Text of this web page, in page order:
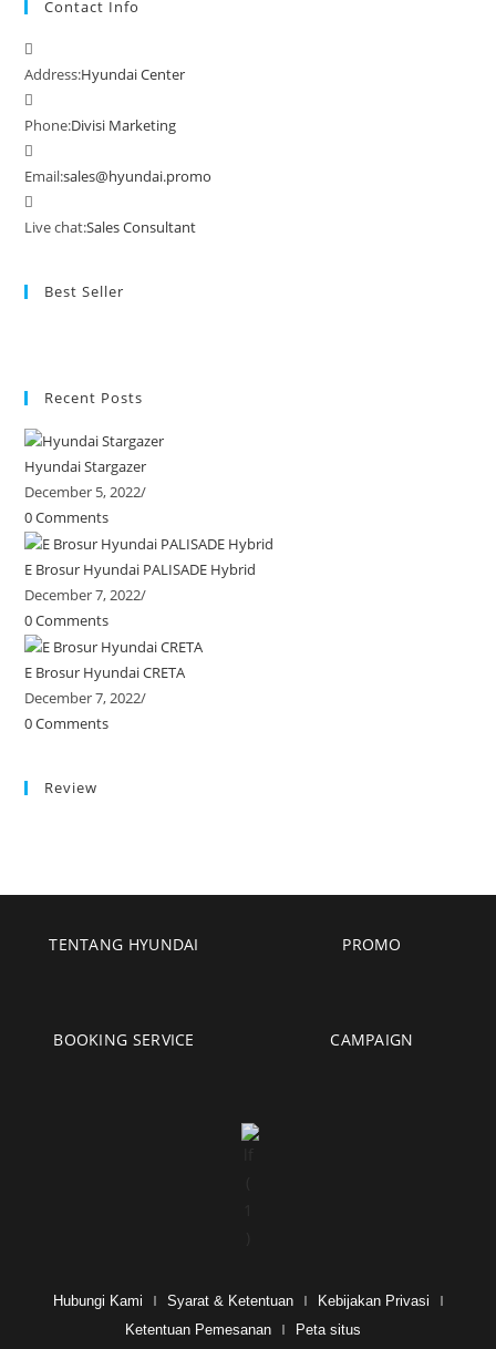
Contact Info
Address:Hyundai Center
Phone:Divisi Marketing
Email:sales@hyundai.promo
Live chat:Sales Consultant
Best Seller
Recent Posts
Hyundai Stargazer
December 5, 2022/
0 Comments
E Brosur Hyundai PALISADE Hybrid
December 7, 2022/
0 Comments
E Brosur Hyundai CRETA
December 7, 2022/
0 Comments
Review
TENTANG HYUNDAI PROMO
BOOKING SERVICE CAMPAIGN
Hubungi Kami Syarat & Ketentuan
Kebijakan Privasi
Ketentuan Pemesanan
Peta situs